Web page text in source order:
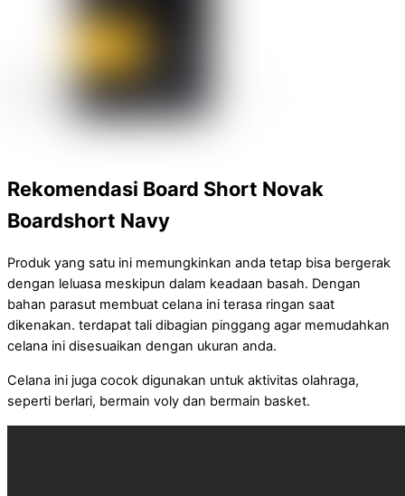
Rekomendasi Board Short Novak
Boardshort Navy
Produk yang satu ini memungkinkan anda tetap bisa bergerak
dengan leluasa meskipun dalam keadaan basah. Dengan
bahan parasut membuat celana ini terasa ringan saat
dikenakan. terdapat tali dibagian pinggang agar memudahkan
celana ini disesuaikan dengan ukuran anda.
Celana ini juga cocok digunakan untuk aktivitas olahraga,
seperti berlari, bermain voly dan bermain basket.